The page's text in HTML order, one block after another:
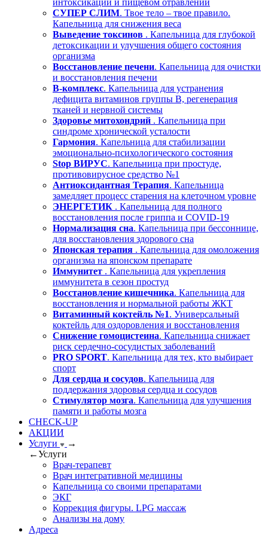
интоксикации и пищевом отравлении
СУПЕР СЛИМ. Твое тело – твое правило.
Капельница для снижения веса
Выведение токсинов . Капельница для глубокой
детоксикации и улучшения общего состояния
организма
Восстановление печени. Капельница для очистки
и восстановления печени
В-комплекс. Капельница для устранения
дефицита витаминов группы В, регенерация
тканей и нервной системы
Здоровье митохондрий . Капельница при
синдроме хронической усталости
Гармония. Капельница для стабилизации
эмоционально-психологического состояния
Stop ВИРУС. Капельница при простуде,
противовирусное средство №1
Антиоксидантная Терапия. Капельница
замедляет процесс старения на клеточном уровне
ЭНЕРГЕТИК . Капельница для полного
восстановления после гриппа и COVID-19
Нормализация сна. Капельница при бессоннице,
для восстановления здорового сна
Японская терапия . Капельница для омоложения
организма на японском препарате
Иммунитет . Капельница для укрепления
иммунитета в сезон простуд
Восстановление кишечника. Капельница для
восстановления и нормальной работы ЖКТ
Витаминный коктейль №1. Универсальный
коктейль для оздоровления и восстановления
Снижение гомоцистеина. Капельница снижает
риск сердечно-сосудистых заболеваний
PRO SPORT. Капельница для тех, кто выбирает
спорт
Для сердца и сосудов. Капельница для
поддержания здоровья сердца и сосудов
Стимулятор мозга. Капельница для улучшения
памяти и работы мозга
CHECK-UP
АКЦИИ
Услуги
→
←Услуги
Врач-терапевт
Врач интегративной медицины
Капельница со своими препаратами
ЭКГ
Коррекция фигуры. LPG массаж
Анализы на дому
Адреса